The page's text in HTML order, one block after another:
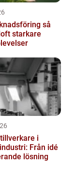
så
starkare
i
Från idé
lösning